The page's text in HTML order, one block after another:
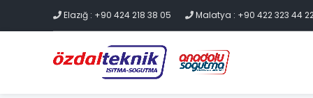
Elazığ : +90 424 218 38 05 Malatya : +90 422 323 44